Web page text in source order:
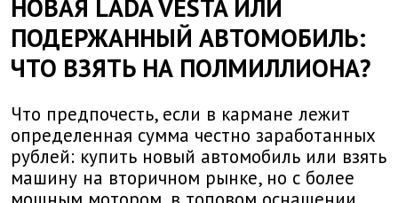
НОВАЯ LADA VESTA ИЛИ
ПОДЕРЖАННЫЙ АВТОМОБИЛЬ:
ЧТО ВЗЯТЬ НА ПОЛМИЛЛИОНА?
Что предпочесть, если в кармане лежит
определенная сумма честно заработанных
рублей: купить новый автомобиль или взять
машину на вторичном рынке, но с более